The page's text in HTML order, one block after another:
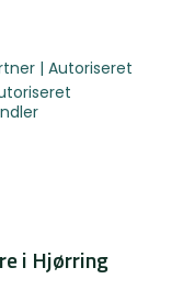
| Autoriseret
i Hjørring